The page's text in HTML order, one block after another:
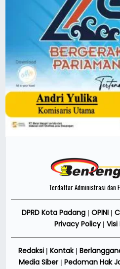
Terdaftar Administrasi dan
DPRD Kota Padang| OPINI
Privacy Policy| Visi
Redaksi| Kontak|
Media Siber| Pedoman Hak